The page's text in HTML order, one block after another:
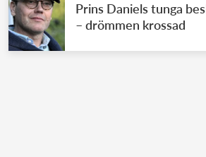
Prins Daniels tunga
– drömmen krossad